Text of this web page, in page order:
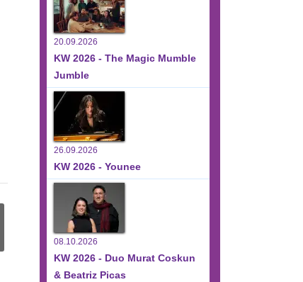
20.09.2026
KW 2026 - The Magic Mumble
Jumble
26.09.2026
KW 2026 - Younee
08.10.2026
KW 2026 - Duo Murat Coskun
& Beatriz Picas